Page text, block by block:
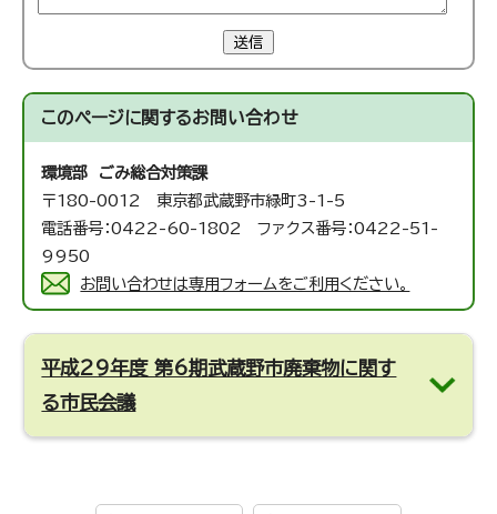
送信
このページに関するお問い合わせ
環境部 ごみ総合対策課
〒180-0012 東京都武蔵野市緑町3-1-5
電話番号：0422-60-1802 ファクス番号：0422-51-
9950
お問い合わせは専用フォームをご利用ください。
平成29年度 第6期武蔵野市廃棄物に関す
る市民会議